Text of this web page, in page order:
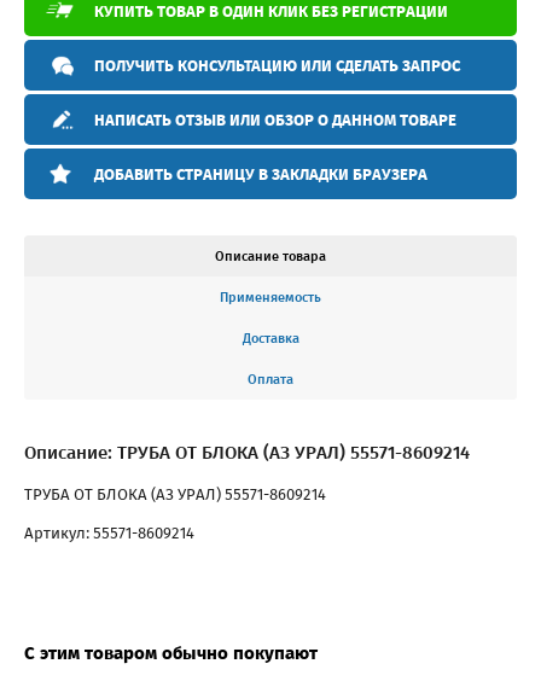
КУПИТЬ ТОВАР В ОДИН КЛИК БЕЗ РЕГИСТРАЦИИ
ПОЛУЧИТЬ КОНСУЛЬТАЦИЮ ИЛИ СДЕЛАТЬ ЗАПРОС
НАПИСАТЬ ОТЗЫВ ИЛИ ОБЗОР О ДАННОМ ТОВАРЕ
ДОБАВИТЬ СТРАНИЦУ В ЗАКЛАДКИ БРАУЗЕРА
Описание товара
Применяемость
Доставка
Оплата
Описание: ТРУБА ОТ БЛОКА (АЗ УРАЛ) 55571-8609214
ТРУБА ОТ БЛОКА (АЗ УРАЛ) 55571-8609214
Артикул: 55571-8609214
С этим товаром обычно покупают